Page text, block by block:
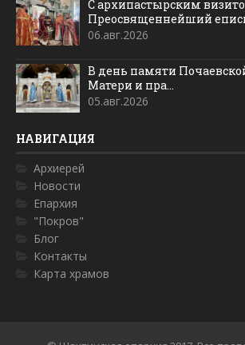
С архипастырским
Преосвященнейший
06.авг.2026
В день памяти
Матери и пра...
05.авг.2026
НАВИГАЦИЯ
Архиерей
Новости
Епархия
"Покров"
Блог
Контакты
Карта храмов